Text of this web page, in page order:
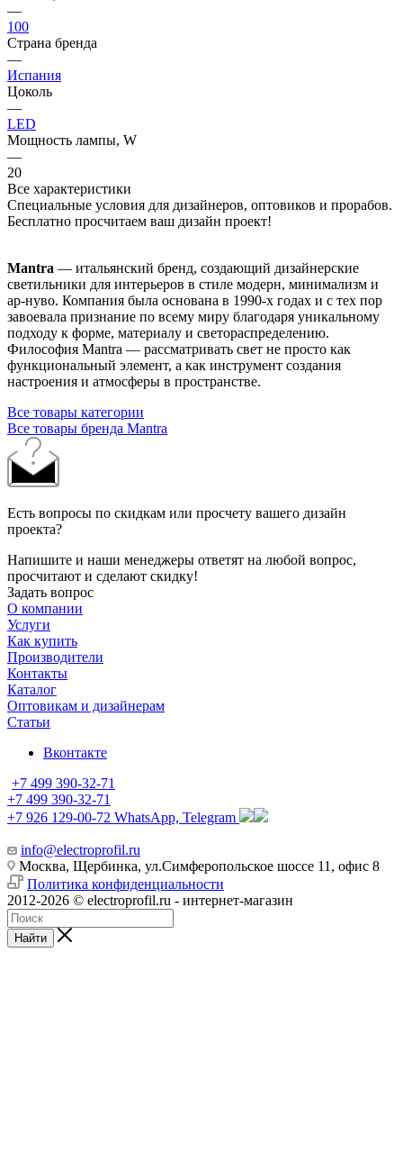
—
100
Страна бренда
—
Испания
Цоколь
—
LED
Мощность лампы, W
—
20
Все характеристики
Специальные условия для дизайнеров, оптовиков и прорабов.
Бесплатно просчитаем ваш дизайн проект!
Mantra — итальянский бренд, создающий дизайнерские
светильники для интерьеров в стиле модерн, минимализм и
ар-нуво. Компания была основана в 1990-х годах и с тех пор
завоевала признание по всему миру благодаря уникальному
подходу к форме, материалу и светораспределению.
Философия Mantra — рассматривать свет не просто как
функциональный элемент, а как инструмент создания
настроения и атмосферы в пространстве.
Все товары категории
Все товары бренда Mantra
Есть вопросы по скидкам или просчету вашего дизайн
проекта?
Напишите и наши менеджеры ответят на любой вопрос,
просчитают и сделают скидку!
Задать вопрос
О компании
Услуги
Как купить
Производители
Контакты
Каталог
Оптовикам и дизайнерам
Статьи
Вконтакте
+7 499 390-32-71
+7 499 390-32-71
+7 926 129-00-72 WhatsApp, Telegram
info@electroprofil.ru
Москва, Щербинка, ул.Симферопольское шоссе 11, офис 8
Политика конфиденциальности
2012-2026 © electroprofil.ru - интернет-магазин
Найти